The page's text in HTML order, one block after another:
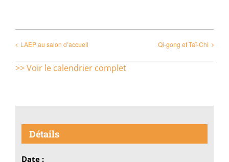
LAEP au salon d’accueil Qi-gong et Taï-Chi
>> Voir le calendrier complet
Détails
Date :